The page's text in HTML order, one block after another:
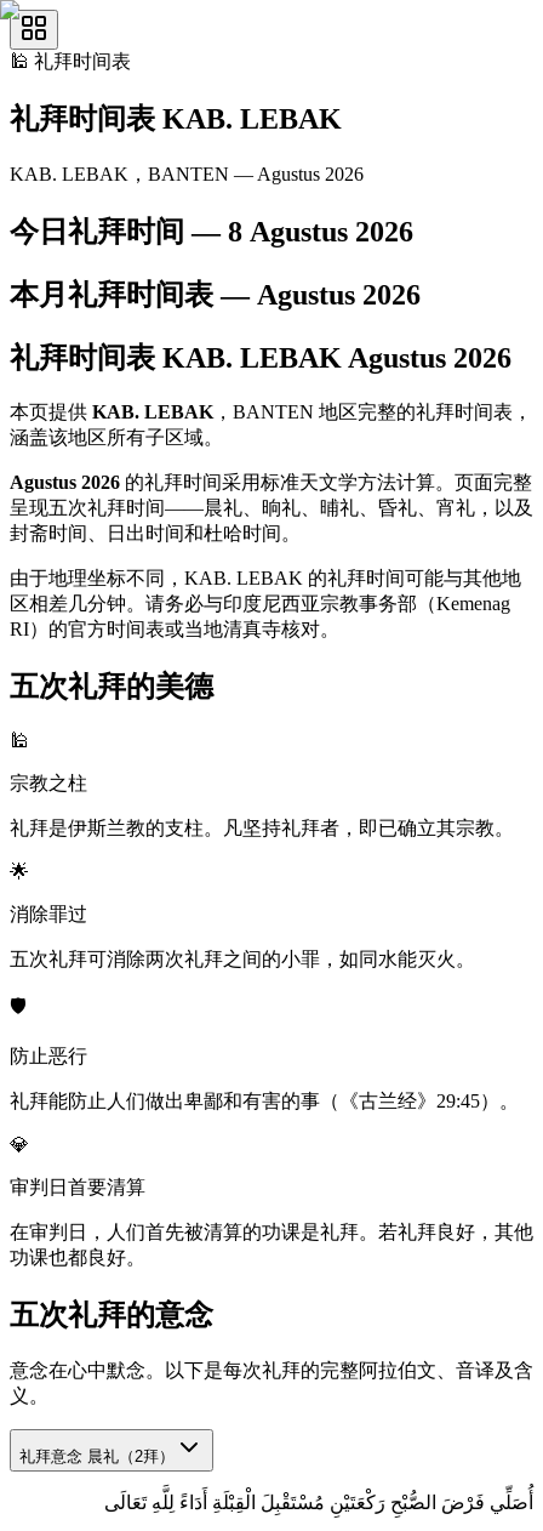
🕌 礼拜时间表
礼拜时间表 KAB. LEBAK
KAB. LEBAK，BANTEN — Agustus 2026
今日礼拜时间 — 8 Agustus 2026
本月礼拜时间表 — Agustus 2026
礼拜时间表 KAB. LEBAK Agustus 2026
本页提供 KAB. LEBAK，BANTEN 地区完整的礼拜时间表，
涵盖该地区所有子区域。
Agustus 2026 的礼拜时间采用标准天文学方法计算。页面完整
呈现五次礼拜时间——晨礼、晌礼、晡礼、昏礼、宵礼，以及
封斋时间、日出时间和杜哈时间。
由于地理坐标不同，KAB. LEBAK 的礼拜时间可能与其他地
区相差几分钟。请务必与印度尼西亚宗教事务部（Kemenag
RI）的官方时间表或当地清真寺核对。
五次礼拜的美德
🕌
宗教之柱
礼拜是伊斯兰教的支柱。凡坚持礼拜者，即已确立其宗教。
🌟
消除罪过
五次礼拜可消除两次礼拜之间的小罪，如同水能灭火。
🛡️
防止恶行
礼拜能防止人们做出卑鄙和有害的事（《古兰经》29:45）。
💎
审判日首要清算
在审判日，人们首先被清算的功课是礼拜。若礼拜良好，其他
功课也都良好。
五次礼拜的意念
意念在心中默念。以下是每次礼拜的完整阿拉伯文、音译及含
义。
礼拜意念 晨礼（2拜）
أُصَلِّي فَرْضَ الصُّبْحِ رَكْعَتَيْنِ مُسْتَقْبِلَ الْقِبْلَةِ أَدَاءً لِلَّهِ تَعَالَى